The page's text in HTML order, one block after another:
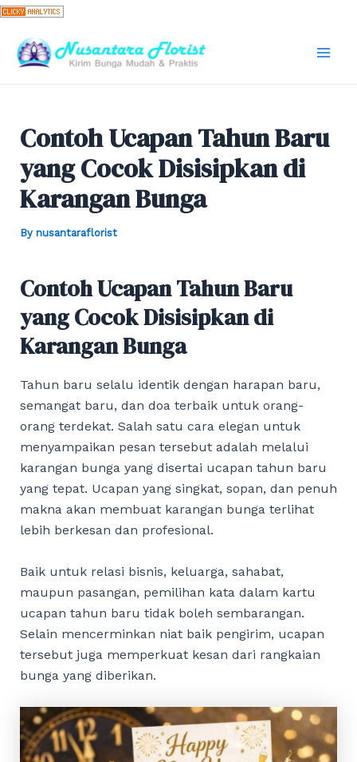
Skip
content
Contoh Ucapan Tahun Baru
yang Cocok Disisipkan di
Karangan Bunga
By nusantaraflorist
Contoh Ucapan Tahun Baru
yang Cocok Disisipkan di
Karangan Bunga
Tahun baru selalu identik dengan harapan baru,
semangat baru, dan doa terbaik untuk orang-
orang terdekat. Salah satu cara elegan untuk
menyampaikan pesan tersebut adalah melalui
karangan bunga yang disertai ucapan tahun baru
yang tepat. Ucapan yang singkat, sopan, dan penuh
makna akan membuat karangan bunga terlihat
lebih berkesan dan profesional.
Baik untuk relasi bisnis, keluarga, sahabat,
maupun pasangan, pemilihan kata dalam kartu
ucapan tahun baru tidak boleh sembarangan.
Selain mencerminkan niat baik pengirim, ucapan
tersebut juga memperkuat kesan dari rangkaian
bunga yang diberikan.